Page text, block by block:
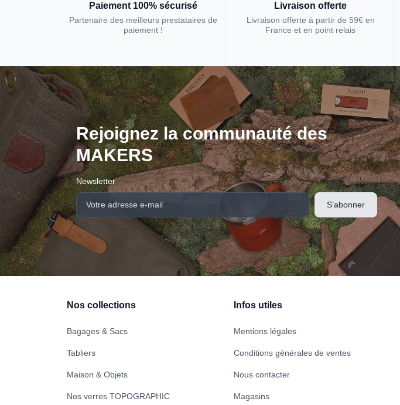
Paiement 100% sécurisé
Partenaire des meilleurs prestataires de
paiement !
Livraison offerte
Livraison offerte à partir de 59€ en
France et en point relais
Rejoignez la communauté des
MAKERS
Newsletter
Nos collections
Bagages & Sacs
Tabliers
Maison & Objets
Nos verres TOPOGRAPHIC
Infos utiles
Mentions légales
Conditions générales de ventes
Nous contacter
Magasins